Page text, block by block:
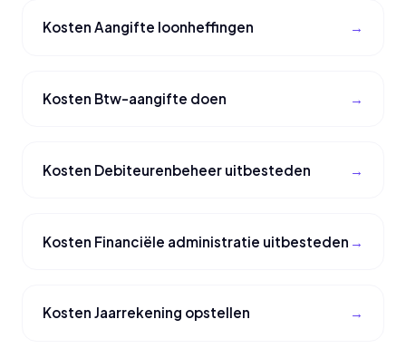
Kosten Aangifte loonheffingen
Kosten Btw-aangifte doen
Kosten Debiteurenbeheer uitbesteden
Kosten Financiële administratie uitbesteden
Kosten Jaarrekening opstellen